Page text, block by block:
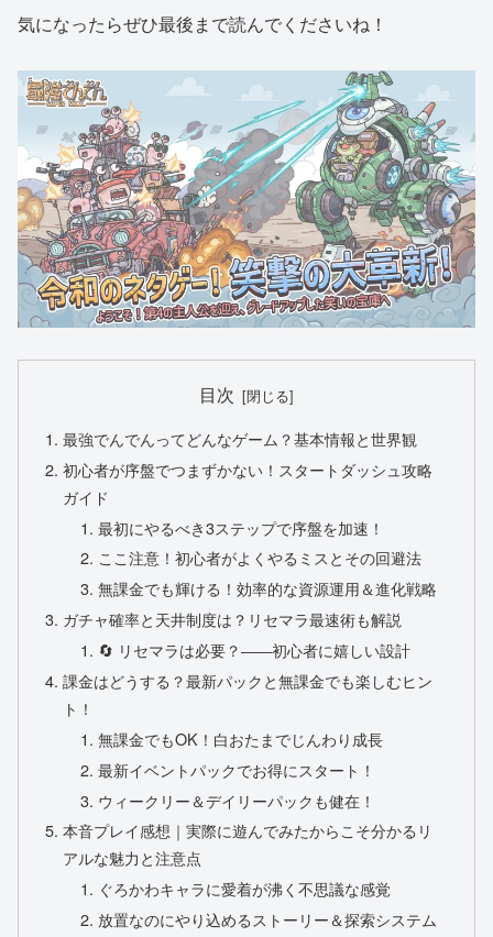
気になったらぜひ最後まで読んでくださいね！
目次
最強でんでんってどんなゲーム？基本情報と世界観
初心者が序盤でつまずかない！スタートダッシュ攻略
ガイド
最初にやるべき3ステップで序盤を加速！
ここ注意！初心者がよくやるミスとその回避法
無課金でも輝ける！効率的な資源運用＆進化戦略
ガチャ確率と天井制度は？リセマラ最速術も解説
🔄 リセマラは必要？――初心者に嬉しい設計
課金はどうする？最新パックと無課金でも楽しむヒン
ト！
無課金でもOK！白おたまでじんわり成長
最新イベントパックでお得にスタート！
ウィークリー＆デイリーパックも健在！
本音プレイ感想｜実際に遊んでみたからこそ分かるリ
アルな魅力と注意点
ぐろかわキャラに愛着が沸く不思議な感覚
放置なのにやり込めるストーリー＆探索システム